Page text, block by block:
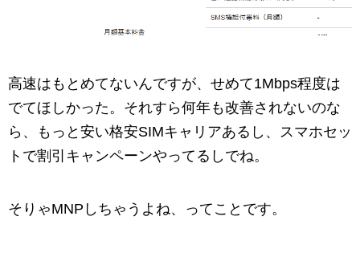
高速はもとめてないんですが、せめて1Mbps程度は
でてほしかった。それすら何年も改善されないのな
ら、もっと安い格安SIMキャリアあるし、スマホセッ
トで割引キャンペーンやってるしでね。
そりゃMNPしちゃうよね、ってことです。